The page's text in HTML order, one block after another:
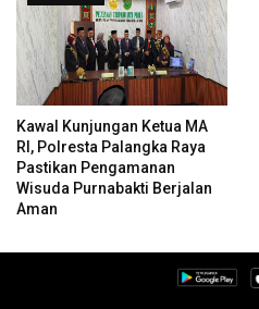
Kawal Kunjungan Ketua MA
RI, Polresta Palangka Raya
Pastikan Pengamanan
Wisuda Purnabakti Berjalan
Aman